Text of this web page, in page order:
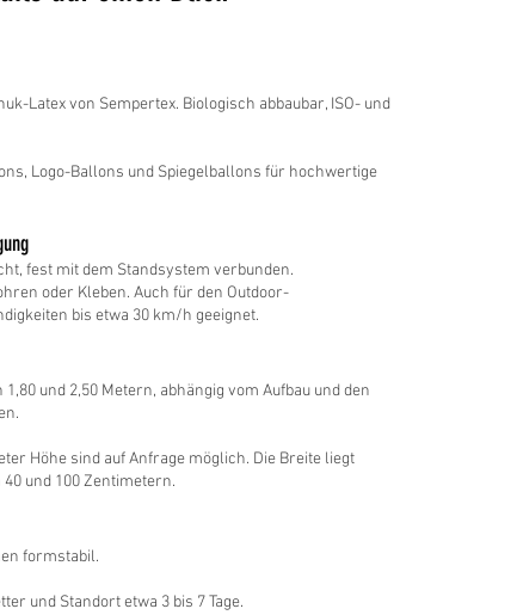
Latex von Sempertex. Biologisch abbaubar, ISO- und
Logo-Ballons und Spiegelballons für hochwertige
fest mit dem Standsystem verbunden.
oder Kleben. Auch für den Outdoor-
bis etwa 30 km/h geeignet.
und 2,50 Metern, abhängig vom Aufbau und den
Höhe sind auf Anfrage möglich. Die Breite liegt
und 100 Zentimetern.
formstabil.
und Standort etwa 3 bis 7 Tage.